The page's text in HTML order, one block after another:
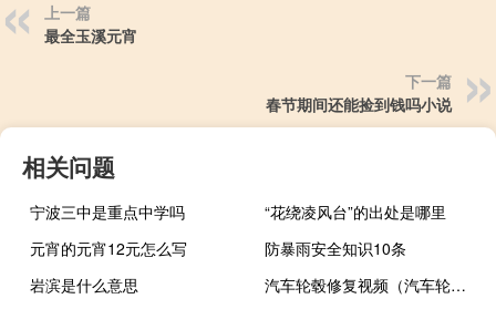
上一篇
最全玉溪元宵
下一篇
春节期间还能捡到钱吗小说
相关问题
宁波三中是重点中学吗
“花绕凌风台”的出处是哪里
元宵的元宵12元怎么写
防暴雨安全知识10条
岩滨是什么意思
汽车轮毂修复视频（汽车轮毂修复）